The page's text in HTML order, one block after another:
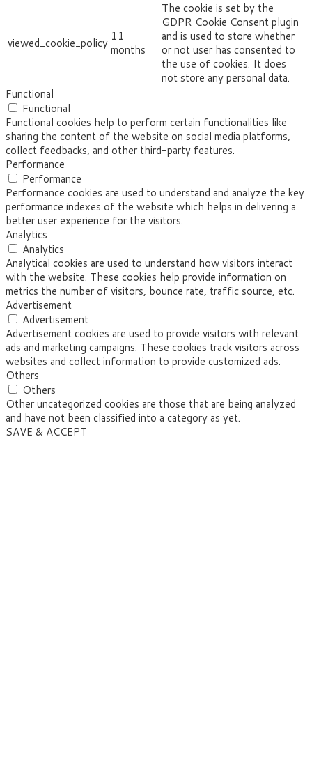
viewed_cookie_policy 11
months
The cookie is set by the
GDPR Cookie Consent plugin
and is used to store whether
or not user has consented to
the use of cookies. It does
not store any personal data.
Functional
Functional
Functional cookies help to perform certain functionalities like
sharing the content of the website on social media platforms,
collect feedbacks, and other third-party features.
Performance
Performance
Performance cookies are used to understand and analyze the key
performance indexes of the website which helps in delivering a
better user experience for the visitors.
Analytics
Analytics
Analytical cookies are used to understand how visitors interact
with the website. These cookies help provide information on
metrics the number of visitors, bounce rate, traffic source, etc.
Advertisement
Advertisement
Advertisement cookies are used to provide visitors with relevant
ads and marketing campaigns. These cookies track visitors across
websites and collect information to provide customized ads.
Others
Others
Other uncategorized cookies are those that are being analyzed
and have not been classified into a category as yet.
SAVE & ACCEPT